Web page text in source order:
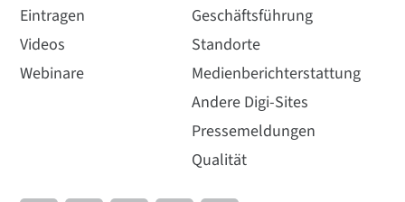
Eintragen
Videos
Webinare
Geschäftsführung
Standorte
Medienberichterstattung
Andere Digi-Sites
Pressemeldungen
Qualität